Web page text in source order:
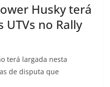
Husky terá
no Rally
terá largada nesta
de disputa que